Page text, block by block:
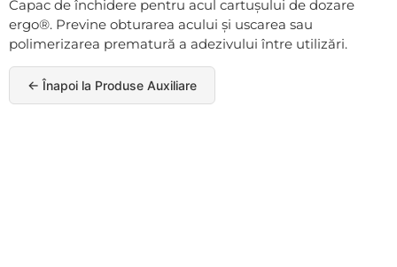
Capac de închidere pentru acul cartușului de dozare
ergo®. Previne obturarea acului și uscarea sau
polimerizarea prematură a adezivului între utilizări.
← Înapoi la Produse Auxiliare